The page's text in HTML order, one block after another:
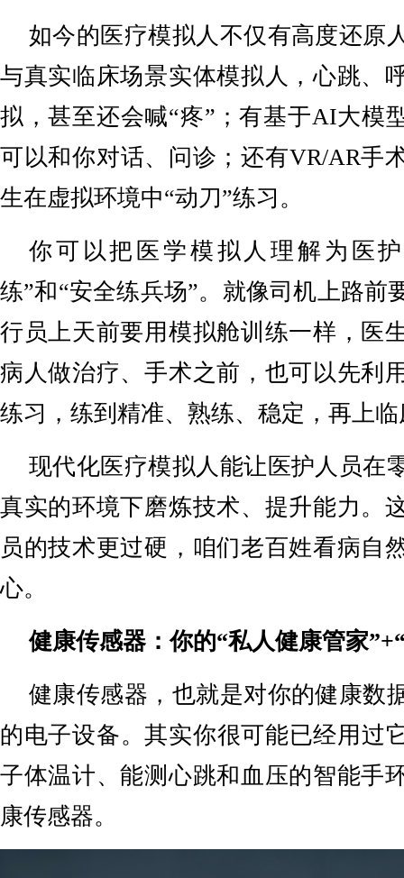
如今的医疗模拟人不仅有高度还原
与真实临床场景实体模拟人，心跳、
拟，甚至还会喊“疼”；有基于AI大模
可以和你对话、问诊；还有VR/AR手
生在虚拟环境中“动刀”练习。
你可以把医学模拟人理解为医
练”和“安全练兵场”。就像司机上路前
行员上天前要用模拟舱训练一样，医
病人做治疗、手术之前，也可以先利
练习，练到精准、熟练、稳定，再上
现代化医疗模拟人能让医护人员在
真实的环境下磨炼技术、提升能力。
员的技术更过硬，咱们老百姓看病自
心。
健康传感器：你的“私人健康管家
健康传感器，也就是对你的健康数
的电子设备。其实你很可能已经用
子体温计、能测心跳和血压的智能手
康传感器。